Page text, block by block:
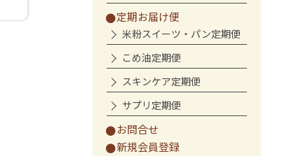
定期お届け便
米粉スイーツ・パン定期便
こめ油定期便
スキンケア定期便
サプリ定期便
お問合せ
新規会員登録